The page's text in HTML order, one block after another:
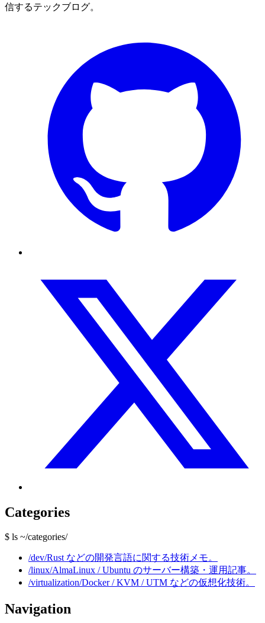
信するテックブログ。
Categories
$ ls ~/categories/
/dev/Rust などの開発言語に関する技術メモ。
/linux/AlmaLinux / Ubuntu のサーバー構築・運用記事。
/virtualization/Docker / KVM / UTM などの仮想化技術。
Navigation